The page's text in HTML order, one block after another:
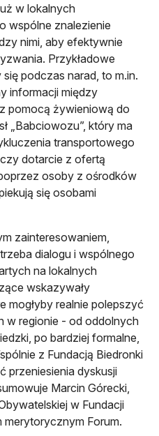
w lokalnych
wspólne znalezienie
nimi, aby efektywnie
Przykładowe
podczas narad, to m.in.
informacji między
pomocą żywieniową do
„Babciowozu”, który ma
transportowego
dotarcie z ofertą
osoby z ośrodków
się osobami
zainteresowaniem,
dialogu i wspólnego
na lokalnych
wskazywały
mogłyby realnie polepszyć
w regionie - od oddolnych
po bardziej formalne,
z Fundacją Biedronki
przeniesienia dyskusji
Marcin Górecki,
w Fundacji
merytorycznym Forum.